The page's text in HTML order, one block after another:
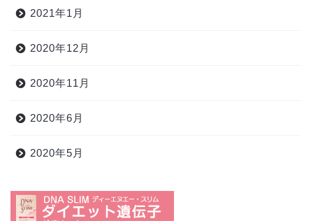
2021年1月
2020年12月
2020年11月
2020年6月
2020年5月